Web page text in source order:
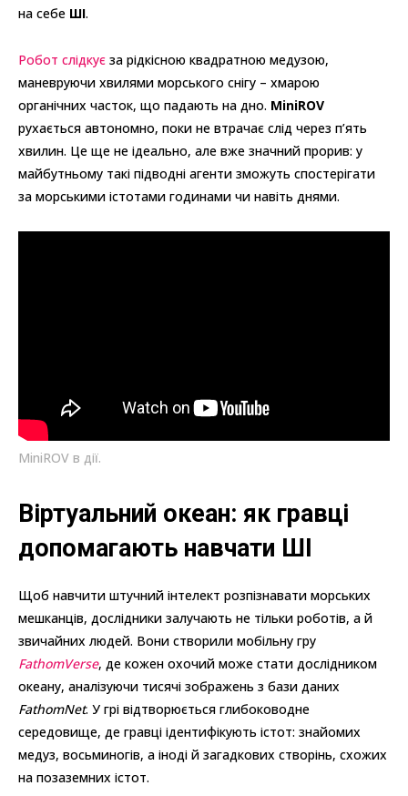
на себе ШІ.
Робот слідкує за рідкісною квадратною медузою,
маневруючи хвилями морського снігу – хмарою
органічних часток, що падають на дно. MiniROV
рухається автономно, поки не втрачає слід через п’ять
хвилин. Це ще не ідеально, але вже значний прорив: у
майбутньому такі підводні агенти зможуть спостерігати
за морськими істотами годинами чи навіть днями.
MiniROV в дії.
Віртуальний океан: як гравці
допомагають навчати ШІ
Щоб навчити штучний інтелект розпізнавати морських
мешканців, дослідники залучають не тільки роботів, а й
звичайних людей. Вони створили мобільну гру
FathomVerse, де кожен охочий може стати дослідником
океану, аналізуючи тисячі зображень з бази даних
FathomNet. У грі відтворюється глибоководне
середовище, де гравці ідентифікують істот: знайомих
медуз, восьминогів, а іноді й загадкових створінь, схожих
на позаземних істот.